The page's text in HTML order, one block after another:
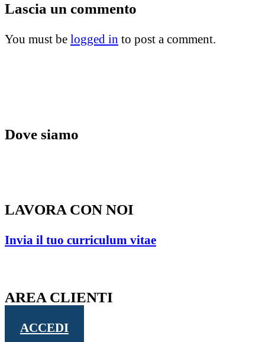
Lascia un commento
You must be logged in to post a comment.
Dove siamo
LAVORA CON NOI
Invia il tuo curriculum vitae
AREA CLIENTI
ACCEDI